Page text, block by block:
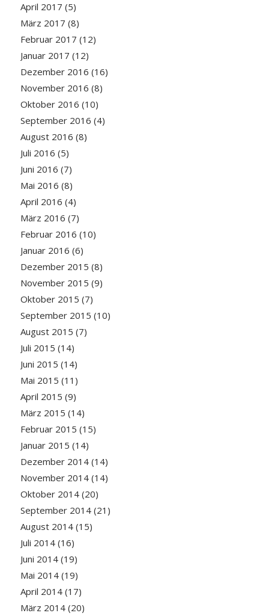
April 2017 (5)
März 2017 (8)
Februar 2017 (12)
Januar 2017 (12)
Dezember 2016 (16)
November 2016 (8)
Oktober 2016 (10)
September 2016 (4)
August 2016 (8)
Juli 2016 (5)
Juni 2016 (7)
Mai 2016 (8)
April 2016 (4)
März 2016 (7)
Februar 2016 (10)
Januar 2016 (6)
Dezember 2015 (8)
November 2015 (9)
Oktober 2015 (7)
September 2015 (10)
August 2015 (7)
Juli 2015 (14)
Juni 2015 (14)
Mai 2015 (11)
April 2015 (9)
März 2015 (14)
Februar 2015 (15)
Januar 2015 (14)
Dezember 2014(14)
November 2014(14)
Oktober 2014(20)
September 2014(21)
August 2014(15)
Juli 2014(16)
Juni 2014(19)
Mai 2014(19)
April 2014(17)
März 2014(20)